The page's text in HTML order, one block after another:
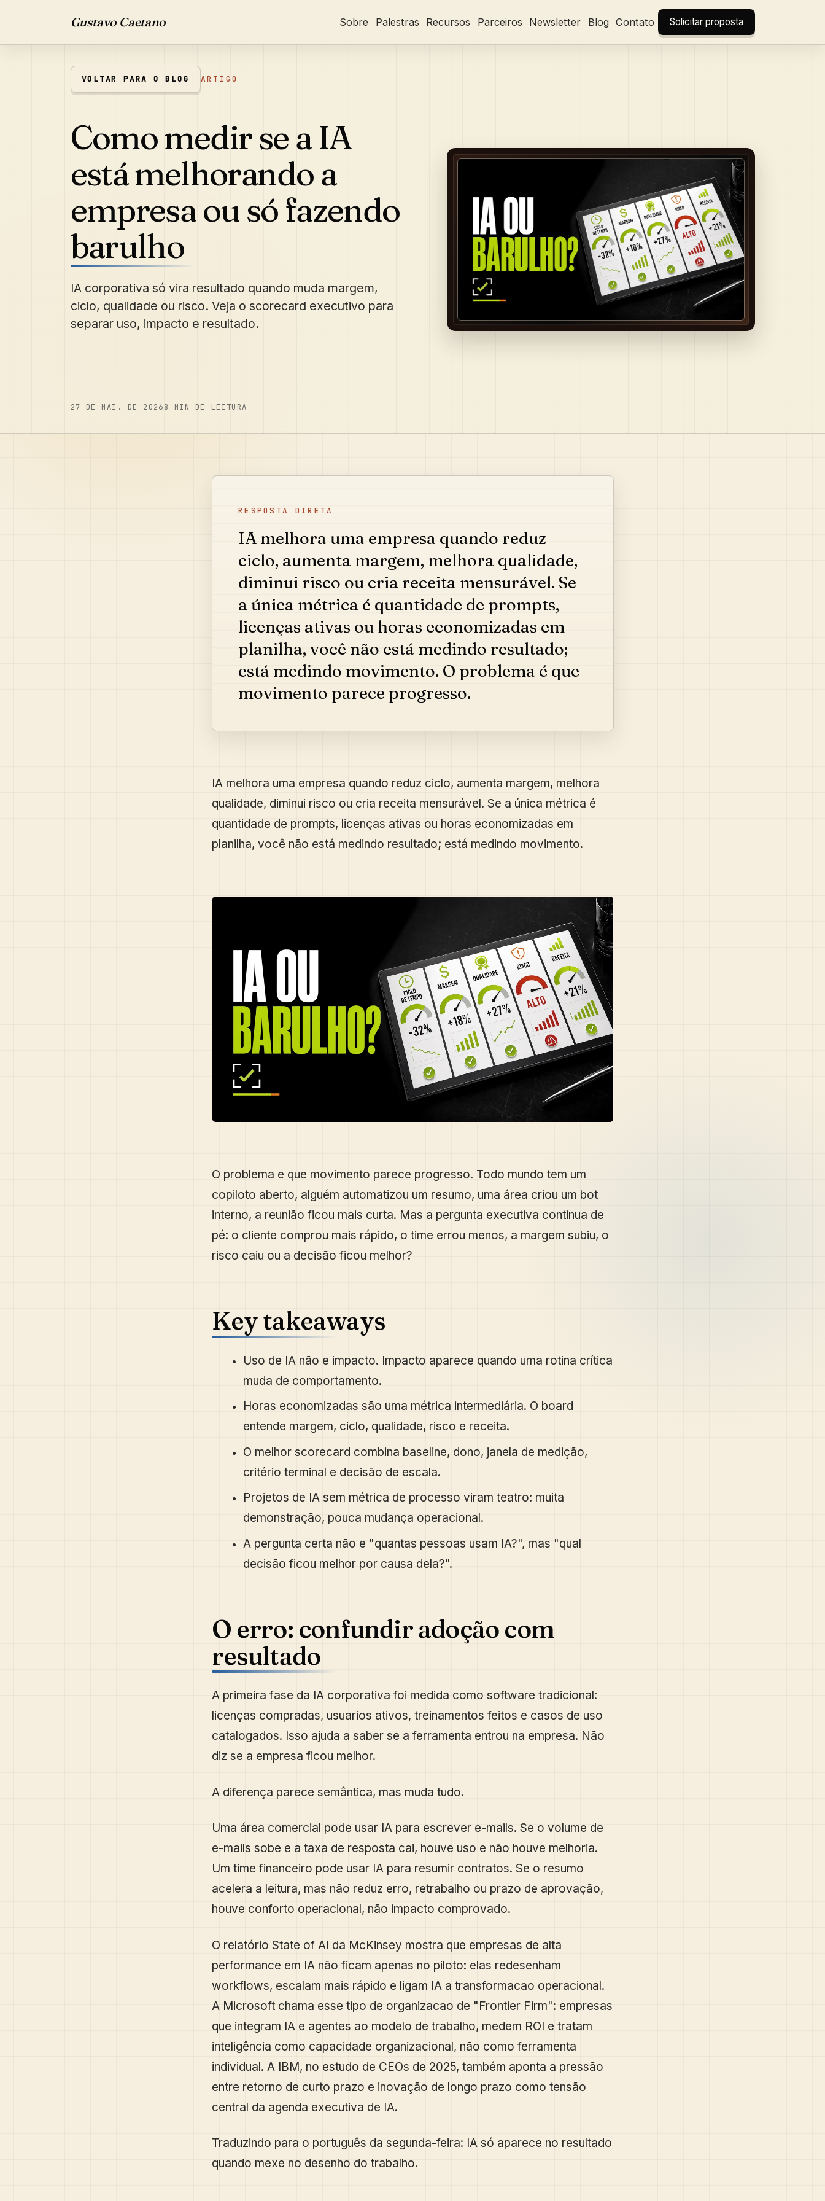
Gustavo Caetano Sobre Palestras Recursos Parceiros Newsletter Blog Contato Solicitar proposta
VOLTAR PARA O BLOG ARTIGO
Como medir se a IA
está melhorando a
empresa ou só fazendo
barulho
IA corporativa só vira resultado quando muda margem,
ciclo, qualidade ou risco. Veja o scorecard executivo para
separar uso, impacto e resultado.
27 DE MAI. DE 20268 MIN DE LEITURA
RESPOSTA DIRETA
IA melhora uma empresa quando reduz
ciclo, aumenta margem, melhora qualidade,
diminui risco ou cria receita mensurável. Se
a única métrica é quantidade de prompts,
licenças ativas ou horas economizadas em
planilha, você não está medindo resultado;
está medindo movimento. O problema é que
movimento parece progresso.
IA melhora uma empresa quando reduz ciclo, aumenta margem, melhora
qualidade, diminui risco ou cria receita mensurável. Se a única métrica é
quantidade de prompts, licenças ativas ou horas economizadas em
planilha, você não está medindo resultado; está medindo movimento.
O problema e que movimento parece progresso. Todo mundo tem um
copiloto aberto, alguém automatizou um resumo, uma área criou um bot
interno, a reunião ficou mais curta. Mas a pergunta executiva continua de
pé: o cliente comprou mais rápido, o time errou menos, a margem subiu, o
risco caiu ou a decisão ficou melhor?
Key takeaways
Uso de IA não e impacto. Impacto aparece quando uma rotina crítica
muda de comportamento.
Horas economizadas são uma métrica intermediária. O board
entende margem, ciclo, qualidade, risco e receita.
O melhor scorecard combina baseline, dono, janela de medição,
critério terminal e decisão de escala.
Projetos de IA sem métrica de processo viram teatro: muita
demonstração, pouca mudança operacional.
A pergunta certa não e "quantas pessoas usam IA?", mas "qual
decisão ficou melhor por causa dela?".
O erro: confundir adoção com
resultado
A primeira fase da IA corporativa foi medida como software tradicional:
licenças compradas, usuarios ativos, treinamentos feitos e casos de uso
catalogados. Isso ajuda a saber se a ferramenta entrou na empresa. Não
diz se a empresa ficou melhor.
A diferença parece semântica, mas muda tudo.
Uma área comercial pode usar IA para escrever e-mails. Se o volume de
e-mails sobe e a taxa de resposta cai, houve uso e não houve melhoria.
Um time financeiro pode usar IA para resumir contratos. Se o resumo
acelera a leitura, mas não reduz erro, retrabalho ou prazo de aprovação,
houve conforto operacional, não impacto comprovado.
O relatório State of AI da McKinsey mostra que empresas de alta
performance em IA não ficam apenas no piloto: elas redesenham
workflows, escalam mais rápido e ligam IA a transformacao operacional.
A Microsoft chama esse tipo de organizacao de "Frontier Firm": empresas
que integram IA e agentes ao modelo de trabalho, medem ROI e tratam
inteligência como capacidade organizacional, não como ferramenta
individual. A IBM, no estudo de CEOs de 2025, também aponta a pressão
entre retorno de curto prazo e inovação de longo prazo como tensão
central da agenda executiva de IA.
Traduzindo para o português da segunda-feira: IA só aparece no resultado
quando mexe no desenho do trabalho.